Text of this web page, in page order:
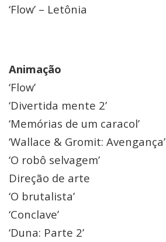
‘Flow’ – Letônia
Animação
‘Flow’
‘Divertida mente 2’
‘Memórias de um caracol’
‘Wallace & Gromit: Avengança’
‘O robô selvagem’
Direção de arte
‘O brutalista’
‘Conclave’
‘Duna: Parte 2’